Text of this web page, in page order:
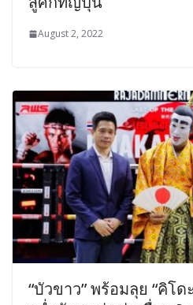
August 2, 2022
“บัวขาว” พร้อมลุย “คิโด